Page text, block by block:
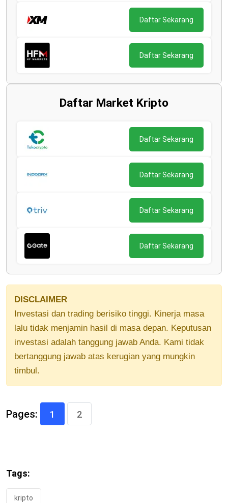
Daftar Sekarang
Daftar Sekarang
Daftar Market Kripto
Daftar Sekarang
Daftar Sekarang
Daftar Sekarang
Daftar Sekarang
DISCLAIMER
Investasi dan trading berisiko tinggi. Kinerja masa
lalu tidak menjamin hasil di masa depan. Keputusan
investasi adalah tanggung jawab Anda. Kami tidak
bertanggung jawab atas kerugian yang mungkin
timbul.
Pages: 1 2
Tags:
kripto